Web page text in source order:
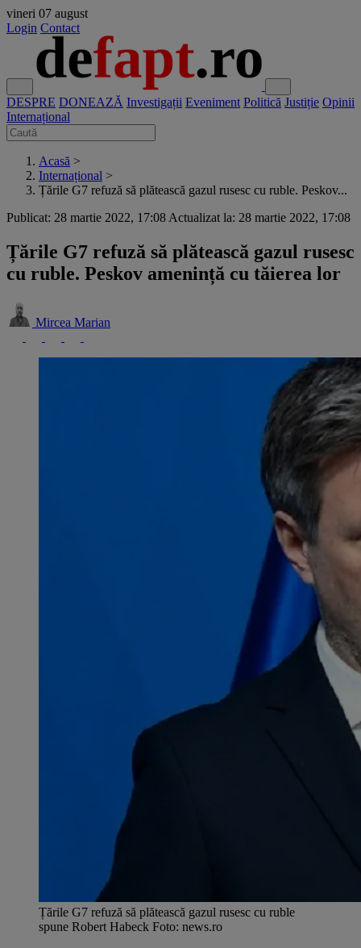
vineri 07 august
Login Contact
DESPRE DONEAZĂ Investigații Eveniment Politică Justiție Opinii
Internațional
Acasă >
Internațional >
Țările G7 refuză să plătească gazul rusesc cu ruble. Peskov...
Publicat: 28 martie 2022, 17:08 Actualizat la: 28 martie 2022, 17:08
Țările G7 refuză să plătească gazul rusesc
cu ruble. Peskov amenință cu tăierea lor
Mircea Marian
Țările G7 refuză să plătească gazul rusesc cu ruble
spune Robert Habeck Foto: news.ro